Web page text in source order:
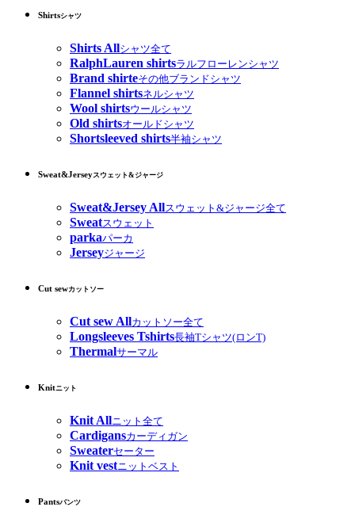
Shirtsシャツ
Shirts Allシャツ全て
RalphLauren shirtsラルフローレンシャツ
Brand shirteその他ブランドシャツ
Flannel shirtsネルシャツ
Wool shirtsウールシャツ
Old shirtsオールドシャツ
Shortsleeved shirts半袖シャツ
Sweat&Jerseyスウェット&ジャージ
Sweat&Jersey Allスウェット&ジャージ全て
Sweatスウェット
parkaパーカ
Jerseyジャージ
Cut sewカットソー
Cut sew Allカットソー全て
Longsleeves Tshirts長袖Tシャツ(ロンT)
Thermalサーマル
Knitニット
Knit Allニット全て
Cardigansカーディガン
Sweaterセーター
Knit vestニットベスト
Pantsパンツ